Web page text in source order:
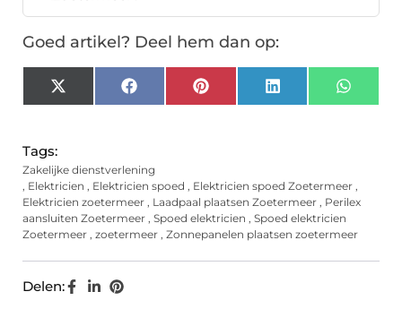
Goed artikel? Deel hem dan op:
X
(Twitter)
FacebookPinterest LinkedIn
Tags:
Zakelijke dienstverlening
, Elektricien , Elektricien spoed , Elektricien spoed Zoetermeer ,
Elektricien zoetermeer , Laadpaal plaatsen Zoetermeer , Perilex
aansluiten Zoetermeer , Spoed elektricien , Spoed elektricien
Zoetermeer , zoetermeer , Zonnepanelen plaatsen zoetermeer
Delen: